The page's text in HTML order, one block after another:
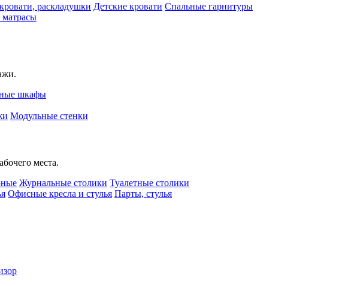
раскладушки Детские кровати Спальные гарнитуры
шкафы
Модульные стенки
места.
Журнальные столики Туалетные столики
Офисные кресла и стулья Парты, стулья